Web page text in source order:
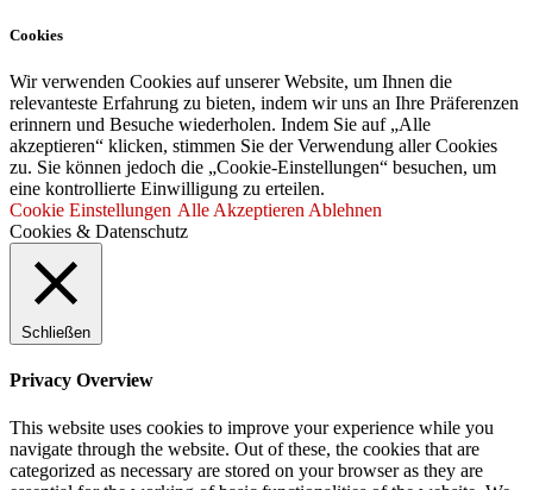
Cookies
Wir verwenden Cookies auf unserer Website, um Ihnen die
relevanteste Erfahrung zu bieten, indem wir uns an Ihre Präferenzen
erinnern und Besuche wiederholen. Indem Sie auf „Alle
akzeptieren“ klicken, stimmen Sie der Verwendung aller Cookies
zu. Sie können jedoch die „Cookie-Einstellungen“ besuchen, um
eine kontrollierte Einwilligung zu erteilen.
Cookie Einstellungen Alle Akzeptieren Ablehnen
Cookies & Datenschutz
Schließen
Privacy Overview
This website uses cookies to improve your experience while you
navigate through the website. Out of these, the cookies that are
categorized as necessary are stored on your browser as they are